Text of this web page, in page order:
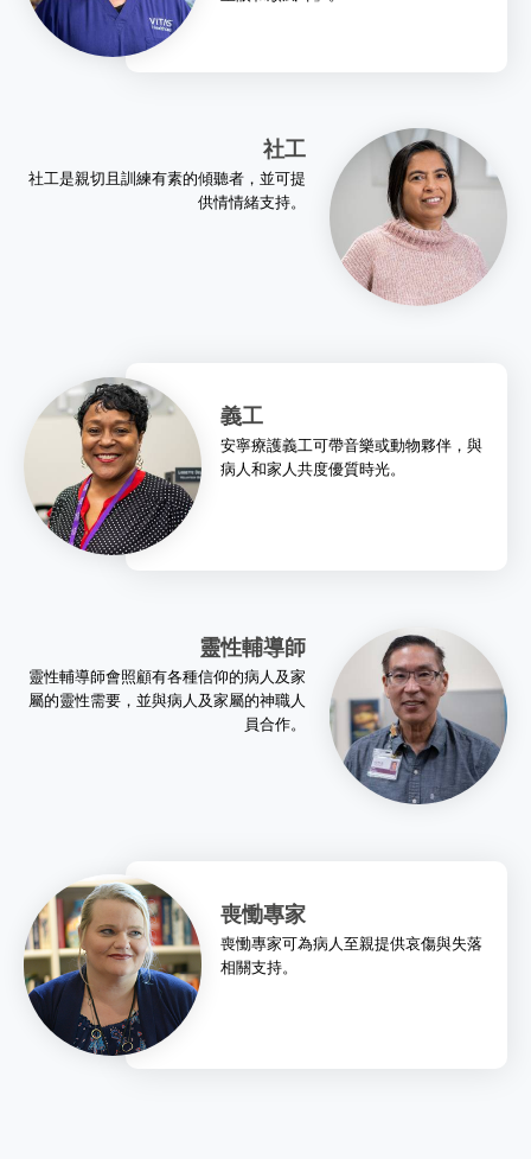
社工
社工是親切且訓練有素的傾聽者，並可提
供情情緒支持。
義工
安寧療護義工可帶音樂或動物夥伴，與
病人和家人共度優質時光。
靈性輔導師
靈性輔導師會照顧有各種信仰的病人及家
屬的靈性需要，並與病人及家屬的神職人
員合作。
喪慟專家
喪慟專家可為病人至親提供哀傷與失落
相關支持。